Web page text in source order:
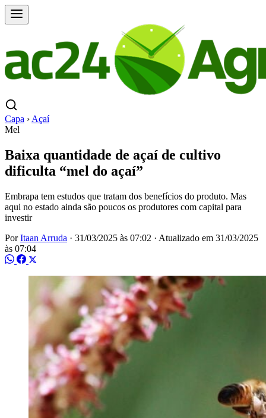
Capa › Açaí
Mel
Baixa quantidade de açaí de cultivo
dificulta “mel do açaí”
Embrapa tem estudos que tratam dos benefícios do produto. Mas
aqui no estado ainda são poucos os produtores com capital para
investir
PorItaan Arruda · 31/03/2025 às 07:02 · Atualizado em 31/03/2025
às 07:04